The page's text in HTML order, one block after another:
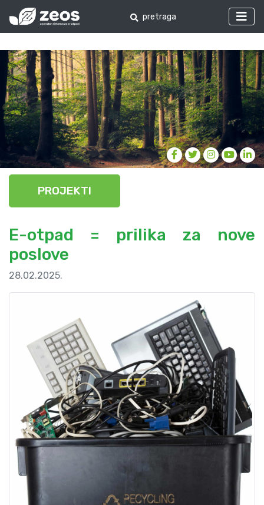
PROJEKTI
E-otpad = prilika za nove
poslove
28.02.2025.